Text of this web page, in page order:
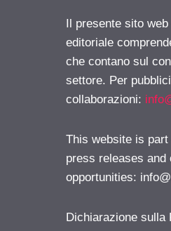
Il presente sito
editoriale
che contano sul
settore. Per
collaborazioni:
This website is
press releases and
opportunities:
Dichiarazione sulla